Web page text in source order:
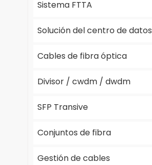
Sistema FTTA
Solución del centro de datos
Cables de fibra óptica
Divisor / cwdm / dwdm
SFP Transive
Conjuntos de fibra
Gestión de cables